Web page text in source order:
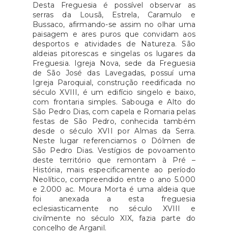
Desta Freguesia é possível observar as
serras da Lousã, Estrela, Caramulo e
Bussaco, afirmando-se assim no olhar uma
paisagem e ares puros que convidam aos
desportos e atividades de Natureza. São
aldeias pitorescas e singelas os lugares da
Freguesia. Igreja Nova, sede da Freguesia
de São José das Lavegadas, possuí uma
Igreja Paroquial, construção reedificada no
século XVIII, é um edifício singelo e baixo,
com frontaria simples. Sabouga e Alto do
São Pedro Dias, com capela e Romaria pelas
festas de São Pedro, conhecida também
desde o século XVII por Almas da Serra.
Neste lugar referenciamos o Dólmen de
São Pedro Dias. Vestígios de povoamento
deste território que remontam à Pré –
História, mais especificamente ao período
Neolítico, compreendido entre o ano 5.000
e 2.000 ac. Moura Morta é uma aldeia que
foi anexada a esta freguesia
eclesiasticamente no século XVIII e
civilmente no século XIX, fazia parte do
concelho de Arganil.